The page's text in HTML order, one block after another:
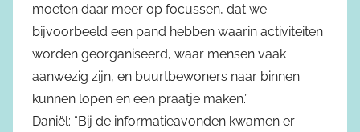
moeten daar meer op focussen, dat we
bijvoorbeeld een pand hebben waarin activiteiten
worden georganiseerd, waar mensen vaak
aanwezig zijn, en buurtbewoners naar binnen
kunnen lopen en een praatje maken.”
Daniël: “Bij de informatieavonden kwamen er